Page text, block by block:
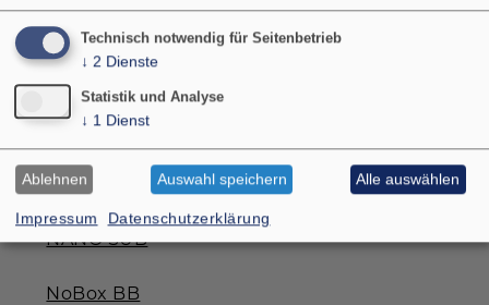
MONITOR 890 MK III
NANO SAT MK II
NANO SUB
NoBox BB
Impressum Datenschutzerklärung
Technisch notwendig für Seitenbetrieb
↓ 2 Dienste
Statistik und Analyse
↓ 1 Dienst
Ablehnen Auswahl speichern Alle auswählen